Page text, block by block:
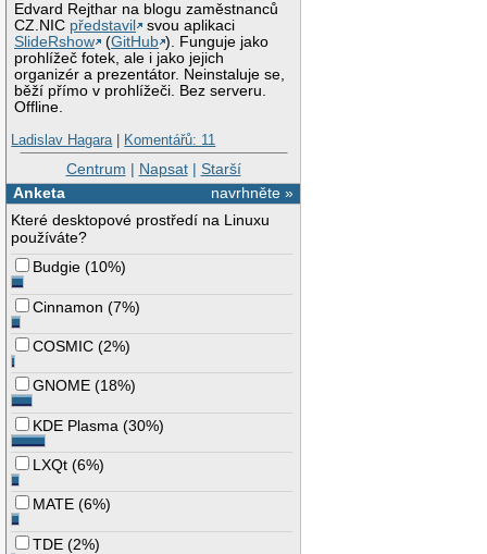
Edvard Rejthar na blogu zaměstnanců
CZ.NIC představil
svou aplikaci
SlideRshow
(GitHub ). Funguje jako
prohlížeč fotek, ale i jako jejich
organizér a prezentátor. Neinstaluje se,
běží přímo v prohlížeči. Bez serveru.
Offline.
Ladislav Hagara| Komentářů: 11
Centrum | Napsat| Starší
navrhněte »
Anketa
Které desktopové prostředí na Linuxu
používáte?
Budgie (10%)
Cinnamon (7%)
COSMIC (2%)
GNOME (18%)
KDE Plasma (30%)
LXQt (6%)
MATE (6%)
TDE (2%)